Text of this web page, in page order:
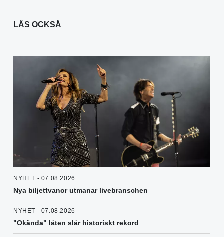
LÄS OCKSÅ
NYHET - 07.08.2026
Nya biljettvanor utmanar livebranschen
NYHET - 07.08.2026
"Okända" låten slår historiskt rekord